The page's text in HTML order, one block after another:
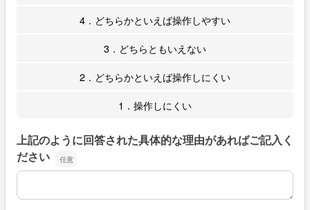
4．どちらかといえば操作しやすい
3．どちらともいえない
2．どちらかといえば操作しにくい
1．操作しにくい
上記のように回答された具体的な理由があればご記入く
ださい
上記のように回答された具体的な理由があればご記入くだ